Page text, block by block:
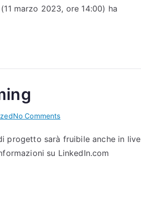
news
marzo 2023, ore 14:00) ha
No Commentson
vs.
COVID
progetto sarà fruibile anche in live
su LinkedIn.com